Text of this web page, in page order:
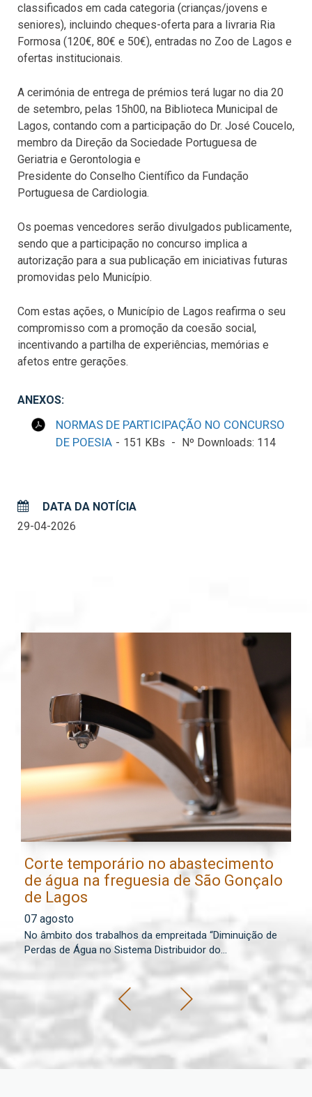
classificados em cada categoria (crianças/jovens e
seniores), incluindo cheques-oferta para a livraria Ria
Formosa (120€, 80€ e 50€), entradas no Zoo de Lagos e
ofertas institucionais.
A cerimónia de entrega de prémios terá lugar no dia 20
de setembro, pelas 15h00, na Biblioteca Municipal de
Lagos, contando com a participação do Dr. José Coucelo,
membro da Direção da Sociedade Portuguesa de
Geriatria e Gerontologia e
Presidente do Conselho Científico da Fundação
Portuguesa de Cardiologia.
Os poemas vencedores serão divulgados publicamente,
sendo que a participação no concurso implica a
autorização para a sua publicação em iniciativas futuras
promovidas pelo Município.
Com estas ações, o Município de Lagos reafirma o seu
compromisso com a promoção da coesão social,
incentivando a partilha de experiências, memórias e
afetos entre gerações.
ANEXOS:
NORMAS DE PARTICIPAÇÃO NO CONCURSO
DE POESIA
151 KBs Nº Downloads: 114
DATA DA NOTÍCIA
29-04-2026
Corte temporário no abastecimento
de água na freguesia de São Gonçalo
de Lagos
07 agosto
No âmbito dos trabalhos da empreitada “Diminuição de
Perdas de Água no Sistema Distribuidor do...